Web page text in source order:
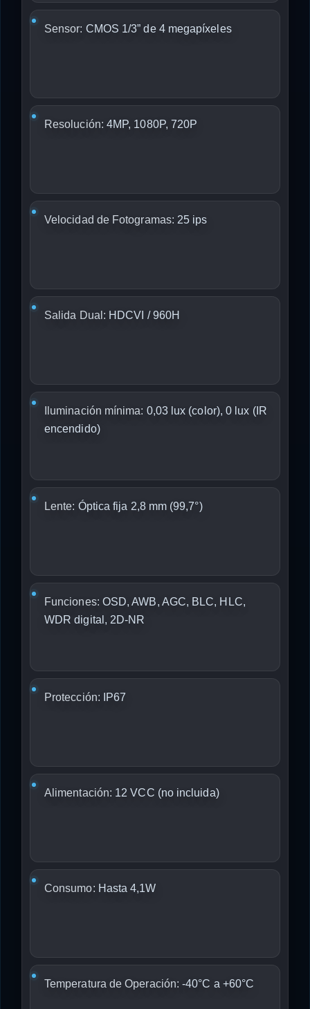
Sensor: CMOS 1/3” de 4 megapíxeles
Resolución: 4MP, 1080P, 720P
Velocidad de Fotogramas: 25 ips
Salida Dual: HDCVI / 960H
Iluminación mínima: 0,03 lux (color), 0 lux (IR
encendido)
Lente: Óptica fija 2,8 mm (99,7°)
Funciones: OSD, AWB, AGC, BLC, HLC,
WDR digital, 2D-NR
Protección: IP67
Alimentación: 12 VCC (no incluida)
Consumo: Hasta 4,1W
Temperatura de Operación: -40°C a +60°C